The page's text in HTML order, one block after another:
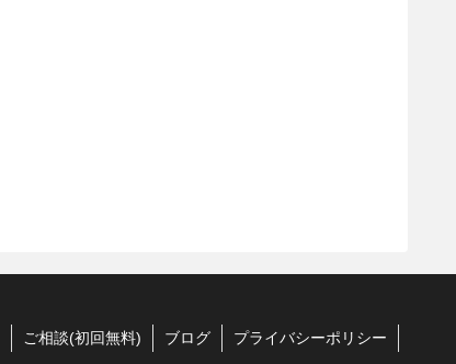
ご相談(初回無料) ブログ プライバシーポリシー